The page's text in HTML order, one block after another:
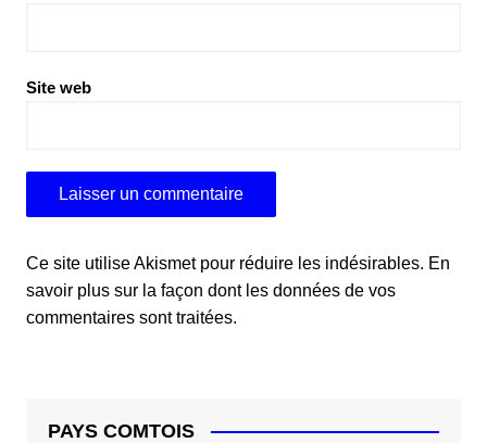
Site web
Ce site utilise Akismet pour réduire les indésirables. En
savoir plus sur la façon dont les données de vos
commentaires sont traitées.
PAYS COMTOIS